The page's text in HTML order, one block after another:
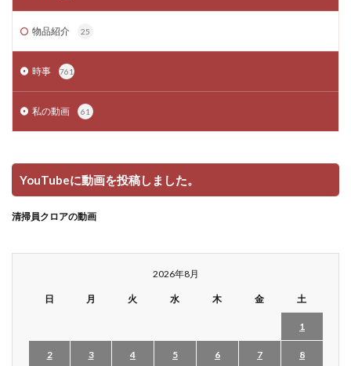
物品紹介 25
時事 761
私の動画 61
YouTubeに動画を投稿しました。
清掃員クロアの動画
2026年8月
日 月 火 水 木 金 土
1
2 3 4 5 6 7 8